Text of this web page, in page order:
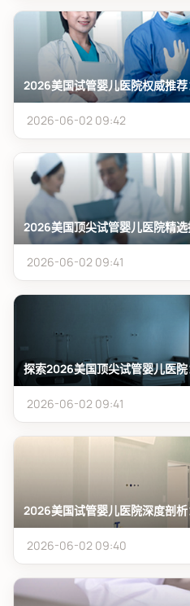
2026美国试管婴儿医院权威推
2026-06-02 09:42
2026美国顶尖试管婴儿医院精
2026-06-02 09:41
探索2026美国顶尖试管婴儿医
2026-06-02 09:41
2026美国试管婴儿医院深度剖
2026-06-02 09:40